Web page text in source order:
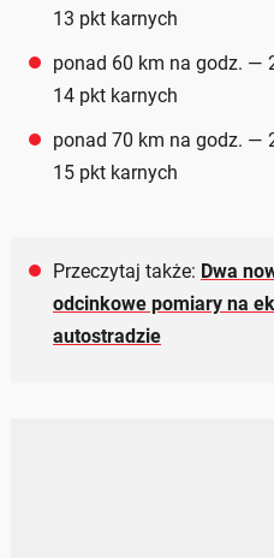
13 pkt karnych
ponad 60 km na godz. —
14 pkt karnych
ponad 70 km na godz. —
15 pkt karnych
Przeczytaj także: Dwa
odcinkowe pomiary na
autostradzie